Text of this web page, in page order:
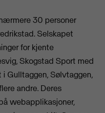
30 personer
Selskapet
for kjente
Skogstad Sport med
Gulltaggen, Sølvtaggen,
andre. Deres
webapplikasjoner,